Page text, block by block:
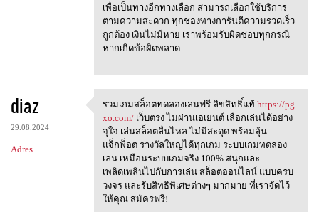
เพื่อเป็นทางอีกทางเลือก สามารถเลือกใช้บริการ
ตามความสะดวก ทุกช่องทางการันตีความรวดเร็ว
ถูกต้อง เงินไม่มีหาย เราพร้อมรับผิดชอบทุกกรณี
หากเกิดข้อผิดพลาด
diaz
29.08.2024
Adres
รวมเกมสล็อตทดลองเล่นฟรี
รวมเกมสล็อตทดลองเล่นฟรี ลิขสิทธิ์แท้ https://pg-
xo.com/เว็บตรง ไม่ผ่านเอเย่นต์ เลือกเล่นได้อย่าง
จุใจ เล่นสล็อตลื่นไหล ไม่มีสะดุด พร้อมลุ้น
แจ็กพ็อต รางวัลใหญ่ได้ทุกเกม ระบบเกมทดลอง
เล่น เหมือนระบบเกมจริง 100% สนุกและ
เพลิดเพลินไปกับการเล่น สล็อตออนไลน์ แบบครบ
วงจร และรับสิทธิพิเศษต่างๆ มากมาย ที่เราจัดไว้
ให้คุณ สมัครฟรี!